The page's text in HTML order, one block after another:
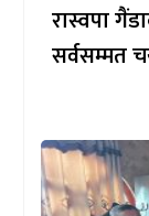
रास्वपा
सर्वसम्मत